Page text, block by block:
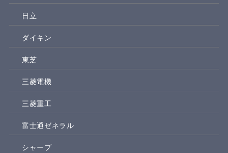
日立
ダイキン
東芝
三菱電機
三菱重工
富士通ゼネラル
シャープ